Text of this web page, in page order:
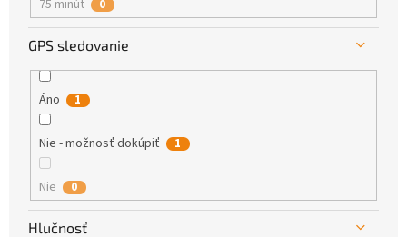
75 minút 0
80 minút 0
110 minút
120 minút 2
GPS sledovanie
Áno 1
Nie - možnosť dokúpiť 1
Nie 0
Hlučnosť